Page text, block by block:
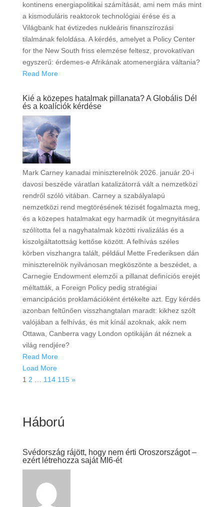
kontinens energiapolitikai számítását, ami nem más mint
a kismoduláris reaktorok technológiai érése és a
Világbank hat évtizedes nukleáris finanszírozási
tilalmának feloldása. A kérdés, amelyet a Policy Center
for the New South friss elemzése feltesz, provokatívan
egyszerű: érdemes-e Afrikának atomenergiára váltania?
Read More
Kié a közepes hatalmak pillanata? A Globális Dél
és a koalíciók kérdése
Mark Carney kanadai miniszterelnök 2026. január 20-i
davosi beszéde váratlan katalizátorrá vált a nemzetközi
rendről szóló vitában. Carney a szabályalapú
nemzetközi rend megtörésének tézisét fogalmazta meg,
és a közepes hatalmakat egy harmadik út megnyitására
szólította fel a nagyhatalmak közötti rivalizálás és a
kiszolgáltatottság kettőse között. A felhívás széles
körben viszhangra talált, például Mette Frederiksen dán
miniszterelnök nyilvánosan megköszönte a beszédet, a
Carnegie Endowment elemzői a pillanat definíciós erejét
méltatták, a Foreign Policy pedig stratégiai
emancipációs proklamációként értékelte azt. Egy kérdés
azonban feltűnően visszhangtalan maradt: kikhez szólt
valójában a felhívás, és mit kínál azoknak, akik nem
Ottawa, Canberra vagy London optikáján át néznek a
világ rendjére?
Read More
Load More
1 2 114 115 »
Háború
Svédország rájött, hogy nem érti Oroszországot –
ezért létrehozza saját MI6-ét